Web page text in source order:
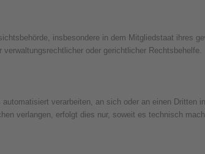
insbesondere in dem Mitgliedstaat ihres
oder gerichtlicher Rechtsbehelfe.
verarbeiten, an sich oder an einen Dritten
verlangen, erfolgt dies nur, soweit es technisch